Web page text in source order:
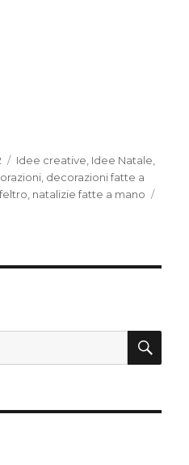
Categorie
Idee creative, Idee Natale,
, decorazioni fatte a
feltro, natalizie fatte a mano